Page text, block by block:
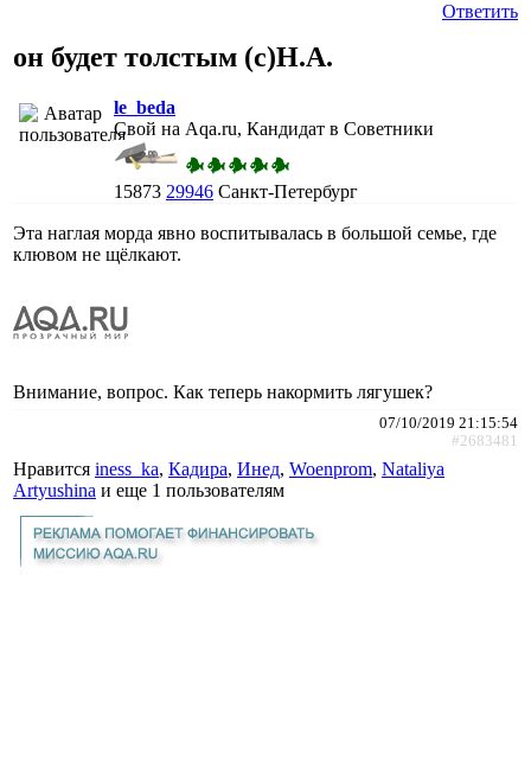
Ответить
он будет толстым (с)Н.А.
le_beda
Свой на Aqa.ru, Кандидат в Советники
15873 29946 Санкт-Петербург
Эта наглая морда явно воспитывалась в большой семье, где
клювом не щёлкают.
Внимание, вопрос. Как теперь накормить лягушек?
07/10/2019 21:15:54
#2683481
Нравится iness_ka, Кадира, Инед, Woenprom, Nataliya
Artyushina и еще 1 пользователям